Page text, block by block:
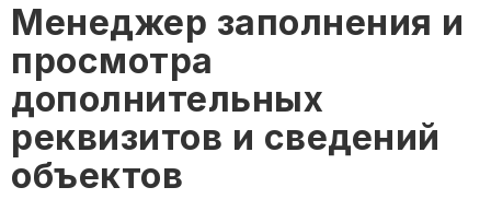
Менеджер заполнения и
просмотра
дополнительных
реквизитов и сведений
объектов